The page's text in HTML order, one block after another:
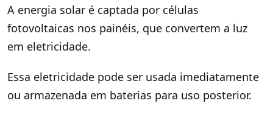
A energia solar é captada por células
fotovoltaicas nos painéis, que convertem a luz
em eletricidade.
Essa eletricidade pode ser usada imediatamente
ou armazenada em baterias para uso posterior.